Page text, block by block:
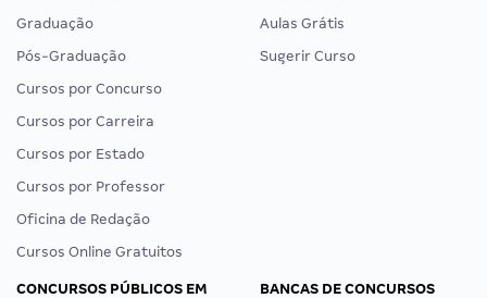
Graduação
Pós-Graduação
Cursos por Concurso
Cursos por Carreira
Cursos por Estado
Cursos por Professor
Oficina de Redação
Cursos Online Gratuitos
Aulas Grátis
Sugerir Curso
CONCURSOS PÚBLICOS EM
BANCAS DE CONCURSOS